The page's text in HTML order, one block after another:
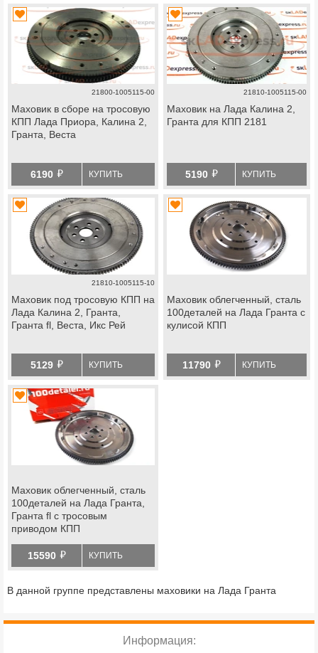
21800-1005115-00
Маховик в сборе на тросовую
КПП Лада Приора, Калина 2,
Гранта, Веста
6190 й КУПИТЬ
21810-1005115-00
Маховик на Лада Калина 2,
Гранта для КПП 2181
5190 й КУПИТЬ
21810-1005115-10
Маховик под тросовую КПП на
Лада Калина 2, Гранта,
Гранта fl, Веста, Икс Рей
5129 й КУПИТЬ
Маховик облегченный, сталь
100деталей на Лада Гранта с
кулисой КПП
11790 й КУПИТЬ
Маховик облегченный, сталь
100деталей на Лада Гранта,
Гранта fl с тросовым
приводом КПП
15590 й КУПИТЬ
В данной группе представлены маховики на Лада Гранта
Информация: